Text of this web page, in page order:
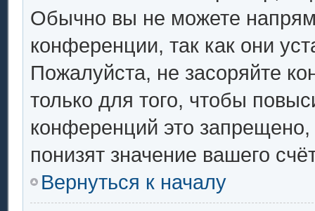
Обычно вы не можете
конференции, так как они
Пожалуйста, не засоряйте
только для того, чтобы
конференций это
понизят значение вашего
Вернуться к началу